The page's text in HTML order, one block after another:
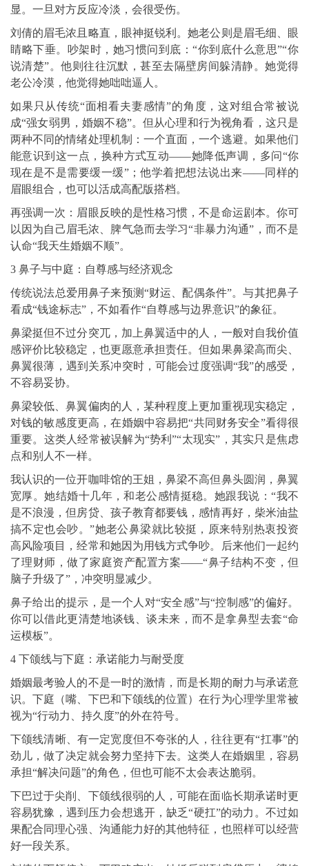
显。一旦对方反应冷淡，会很受伤。
刘倩的眉毛浓且略直，眼神挺锐利。她老公则是眉毛细、眼
睛略下垂。吵架时，她习惯问到底：“你到底什么意思”“你
说清楚”。他则往往沉默，甚至去隔壁房间躲清静。她觉得
老公冷漠，他觉得她咄咄逼人。
如果只从传统“面相看夫妻感情”的角度，这对组合常被说
成“强女弱男，婚姻不稳”。但从心理和行为视角看，这只是
两种不同的情绪处理机制：一个直面，一个逃避。如果他们
能意识到这一点，换种方式互动——她降低声调，多问“你
现在是不是需要缓一缓”；他学着把想法说出来——同样的
眉眼组合，也可以活成高配版搭档。
再强调一次：眉眼反映的是性格习惯，不是命运剧本。你可
以因为自己眉毛浓、脾气急而去学习“非暴力沟通”，而不是
认命“我天生婚姻不顺”。
3 鼻子与中庭：自尊感与经济观念
传统说法总爱用鼻子来预测“财运、配偶条件”。与其把鼻子
看成“钱途标志”，不如看作“自尊感与边界意识”的象征。
鼻梁挺但不过分突兀，加上鼻翼适中的人，一般对自我价值
感评价比较稳定，也更愿意承担责任。但如果鼻梁高而尖、
鼻翼很薄，遇到关系冲突时，可能会过度强调“我”的感受，
不容易妥协。
鼻梁较低、鼻翼偏肉的人，某种程度上更加重视现实稳定，
对钱的敏感度更高，在婚姻中容易把“共同财务安全”看得很
重要。这类人经常被误解为“势利”“太现实”，其实只是焦虑
点和别人不一样。
我认识的一位开咖啡馆的王姐，鼻梁不高但鼻头圆润，鼻翼
宽厚。她结婚十几年，和老公感情挺稳。她跟我说：“我不
是不浪漫，但房贷、孩子教育都要钱，感情再好，柴米油盐
搞不定也会吵。”她老公鼻梁就比较挺，原来特别热衷投资
高风险项目，经常和她因为用钱方式争吵。后来他们一起约
了理财师，做了家庭资产配置方案——“鼻子结构不变，但
脑子升级了”，冲突明显减少。
鼻子给出的提示，是一个人对“安全感”与“控制感”的偏好。
你可以借此更清楚地谈钱、谈未来，而不是拿鼻型去套“命
运模板”。
4 下颌线与下庭：承诺能力与耐受度
婚姻最考验人的不是一时的激情，而是长期的耐力与承诺意
识。下庭（嘴、下巴和下颌线的位置）在行为心理学里常被
视为“行动力、持久度”的外在符号。
下颌线清晰、有一定宽度但不夸张的人，往往更有“扛事”的
劲儿，做了决定就会努力坚持下去。这类人在婚姻里，容易
承担“解决问题”的角色，但也可能不太会表达脆弱。
下巴过于尖削、下颌线很弱的人，可能在面临长期承诺时更
容易犹豫，遇到压力会想逃开，缺乏“硬扛”的动力。不过如
果配合同理心强、沟通能力好的其他特征，也照样可以经营
好一段关系。